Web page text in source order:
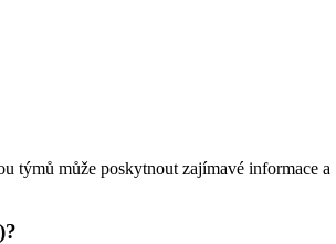
týmů může poskytnout zajímavé informace a